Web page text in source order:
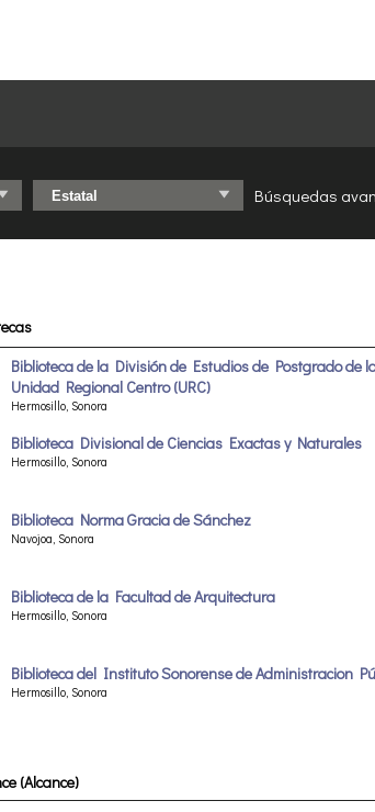
Búsquedas
Biblioteca de la División de Estudios de Postgrado de
Unidad Regional Centro (URC)
Hermosillo, Sonora
Biblioteca Divisional de Ciencias Exactas y Naturales
Hermosillo, Sonora
Biblioteca Norma Gracia de Sánchez
Navojoa, Sonora
Biblioteca de la Facultad de Arquitectura
Hermosillo, Sonora
Biblioteca del Instituto Sonorense de Administracion
Hermosillo, Sonora
(Alcance)